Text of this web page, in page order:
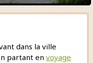
dans la ville
partant en voyage